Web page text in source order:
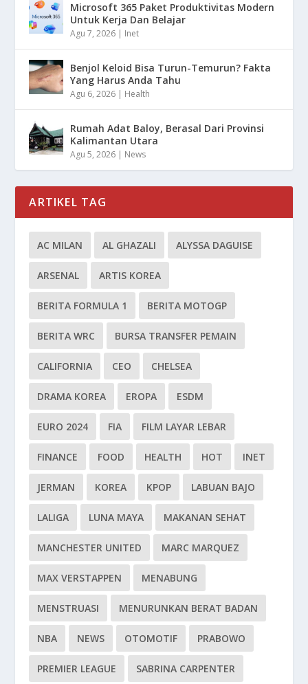
Microsoft 365 Paket Produktivitas Modern
Untuk Kerja Dan Belajar
Agu 7, 2026 Inet
Benjol Keloid Bisa Turun-Temurun? Fakta
Yang Harus Anda Tahu
Agu 6, 2026 Health
Rumah Adat Baloy, Berasal Dari Provinsi
Kalimantan Utara
Agu 5, 2026 News
ARTIKEL TAG
AC MILAN AL GHAZALI ALYSSA DAGUISE
ARSENAL ARTIS KOREA
BERITA FORMULA 1 BERITA MOTOGP
BERITA WRC BURSA TRANSFER PEMAIN
CALIFORNIA CEO CHELSEA
DRAMA KOREA EROPA ESDM
EURO 2024 FIA FILM LAYAR LEBAR
FINANCE FOOD HEALTH HOT INET
JERMAN KOREA KPOP LABUAN BAJO
LALIGA LUNA MAYA MAKANAN SEHAT
MANCHESTER UNITED MARC MARQUEZ
MAX VERSTAPPEN MENABUNG
MENSTRUASI MENURUNKAN BERAT BADAN
NBA NEWS OTOMOTIF PRABOWO
PREMIER LEAGUE SABRINA CARPENTER